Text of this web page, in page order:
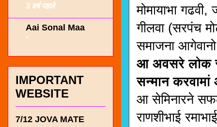
मोमायाभा
गीलवा (सरपंच
समाजना
आ अवसरे लोक
सन्मान
आ सेमिनारने
राणशीभाई
3 वर्ष पहले
Aai Sonal Maa
-
IMPORTANT
WEBSITE
7/12 JOVA MATE